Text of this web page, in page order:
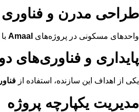
طراحی مدرن و
واحدهای مسکونی در پروژه‌های Amaal با
پایداری و
یکی از اهداف این سازنده، استفاده از
مدیریت یکپارچه پروژه